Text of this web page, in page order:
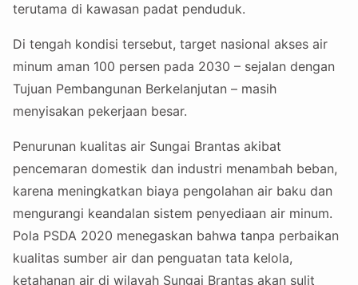
terutama di kawasan padat penduduk.
Di tengah kondisi tersebut, target nasional akses air
minum aman 100 persen pada 2030 – sejalan dengan
Tujuan Pembangunan Berkelanjutan – masih
menyisakan pekerjaan besar.
Penurunan kualitas air Sungai Brantas akibat
pencemaran domestik dan industri menambah beban,
karena meningkatkan biaya pengolahan air baku dan
mengurangi keandalan sistem penyediaan air minum.
Pola PSDA 2020 menegaskan bahwa tanpa perbaikan
kualitas sumber air dan penguatan tata kelola,
ketahanan air di wilayah Sungai Brantas akan sulit